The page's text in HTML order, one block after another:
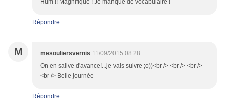
Hum !! Magnifique ! Je manque de vocabulaire !
Répondre
M mesouliersvernis 11/09/2015 08:28
On en salive d'avance!...je vais suivre ;o))<br /> <br /> <br />
<br /> Belle journée
Répondre